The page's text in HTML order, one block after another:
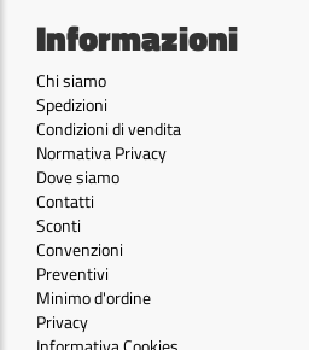
Informazioni
Chi siamo
Spedizioni
Condizioni di vendita
Normativa Privacy
Dove siamo
Contatti
Sconti
Convenzioni
Preventivi
Minimo d'ordine
Privacy